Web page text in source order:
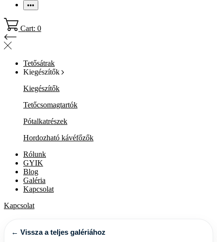
•••
Cart: 0
Tetősátrak
Kiegészítők
Kiegészítők
Tetőcsomagtartók
Pótalkatrészek
Hordozható kávéfőzők
Rólunk
GYIK
Blog
Galéria
Kapcsolat
Kapcsolat
← Vissza a teljes galériához